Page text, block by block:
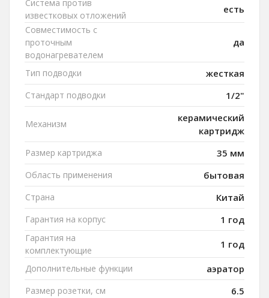
Система против
известковых отложений
есть
Совместимость с
проточным
водонагревателем
да
Тип подводки жесткая
Стандарт подводки 1/2"
Механизм
керамический
картридж
Размер картриджа 35 мм
Область применения бытовая
Страна Китай
Гарантия на корпус 1 год
Гарантия на
комплектующие
1 год
Дополнительные функции аэратор
Размер розетки, см 6.5